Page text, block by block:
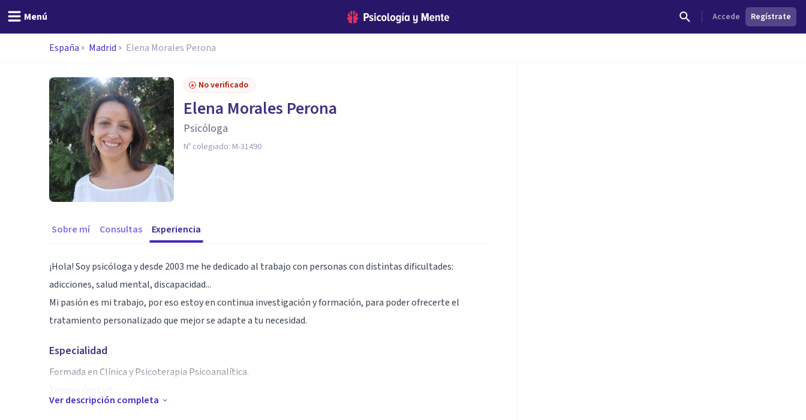
Menú Accede Regístrate
España Madrid Elena Morales Perona
No verificado
Elena Morales Perona
Psicóloga
Nº colegiado: M-31490
Sobre mí Consultas Experiencia
¡Hola! Soy psicóloga y desde 2003 me he dedicado al trabajo con personas con distintas dificultades:
adicciones, salud mental, discapacidad...
Mi pasión es mi trabajo, por eso estoy en continua investigación y formación, para poder ofrecerte el
tratamiento personalizado que mejor se adapte a tu necesidad.
Especialidad
Formada en Clínica y Psicoterapia Psicoanalítica.
Psicoterapia Integrativa
Ver descripción completa